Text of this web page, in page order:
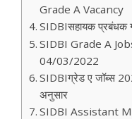
Grade A Vacancy
SIDBIसहायक प्रबंधक
SIDBI Grade A
04/03/2022
SIDBIग्रेड ए जॉब्स
अनुसार
SIDBI Assistant